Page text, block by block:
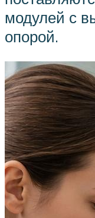
модулей с
опорой.